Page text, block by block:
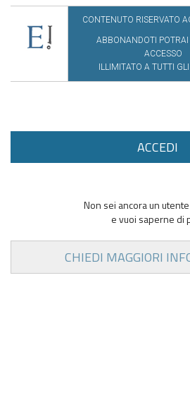
CONTENUTO RISERVATO
ABBONANDOTI POTRAI
ACCESSO
ILLIMITATO A TUTTI
ACCEDI
Non sei ancora un
e vuoi saperne di
CHIEDI MAGGIORI